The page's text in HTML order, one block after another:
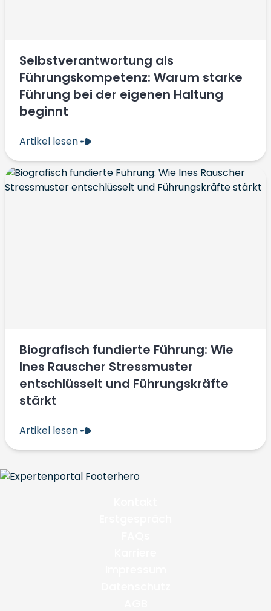
Selbstverantwortung als
Führungskompetenz: Warum starke
Führung bei der eigenen Haltung
beginnt
Artikel lesen
Biografisch fundierte Führung: Wie
Ines Rauscher Stressmuster
entschlüsselt und Führungskräfte
stärkt
Artikel lesen